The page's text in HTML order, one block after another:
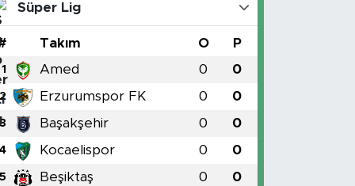
Süper Lig
Takım O P
1 Amed 0 0
2 Erzurumspor FK 0 0
3 Başakşehir 0 0
Kocaelispor 0 0
5 Beşiktaş 0 0